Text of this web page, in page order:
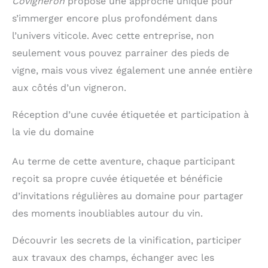
s’immerger encore plus profondément dans
l’univers viticole. Avec cette entreprise, non
seulement vous pouvez parrainer des pieds de
vigne, mais vous vivez également une année entière
aux côtés d’un vigneron.
Réception d’une cuvée étiquetée et participation à
la vie du domaine
Au terme de cette aventure, chaque participant
reçoit sa propre cuvée étiquetée et bénéficie
d’invitations régulières au domaine pour partager
des moments inoubliables autour du vin.
Découvrir les secrets de la vinification, participer
aux travaux des champs, échanger avec les